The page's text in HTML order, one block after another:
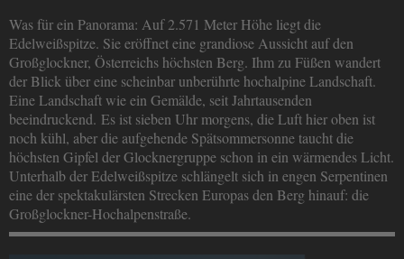
Blog
Magazine
Bücher
Videos
Deutsch
über Curves
Impressum
Datenschutz
Kontakt
Was für ein Panorama: Auf 2.571 Meter Höhe liegt die
Edelweißspitze. Sie eröffnet eine grandiose Aussicht auf den
Großglockner, Österreichs höchsten Berg. Ihm zu Füßen wandert
der Blick über eine scheinbar unberührte hochalpine Landschaft.
Eine Landschaft wie ein Gemälde, seit Jahrtausenden
beeindruckend. Es ist sieben Uhr morgens, die Luft hier oben ist
noch kühl, aber die aufgehende Spätsommersonne taucht die
höchsten Gipfel der Glocknergruppe schon in ein wärmendes Licht.
Unterhalb der Edelweißspitze schlängelt sich in engen Serpentinen
eine der spektakulärsten Strecken Europas den Berg hinauf: die
Großglockner-Hochalpenstraße.